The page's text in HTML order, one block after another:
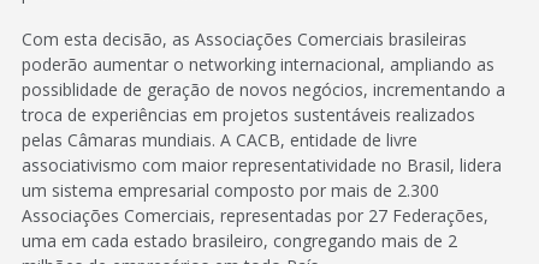
Com esta decisão, as Associações Comerciais brasileiras
poderão aumentar o networking internacional, ampliando as
possiblidade de geração de novos negócios, incrementando a
troca de experiências em projetos sustentáveis realizados
pelas Câmaras mundiais. A CACB, entidade de livre
associativismo com maior representatividade no Brasil, lidera
um sistema empresarial composto por mais de 2.300
Associações Comerciais, representadas por 27 Federações,
uma em cada estado brasileiro, congregando mais de 2